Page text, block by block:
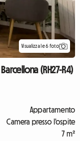
Visualizza le 6 foto
(RH27-R4)
Appartamento
Camera presso l'ospite
7 m²